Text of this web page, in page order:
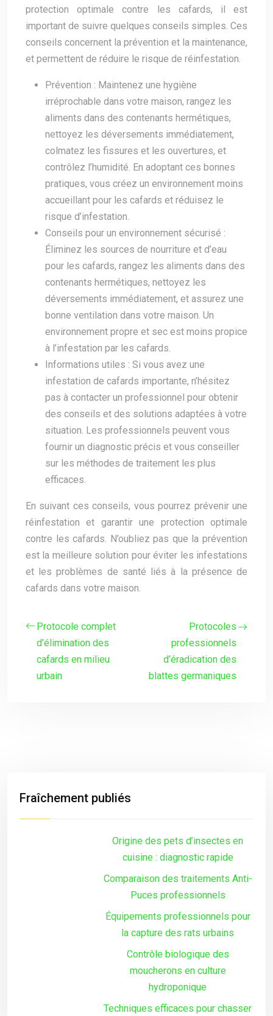
protection optimale contre les cafards, il est
important de suivre quelques conseils simples. Ces
conseils concernent la prévention et la maintenance,
et permettent de réduire le risque de réinfestation.
Prévention : Maintenez une hygiène
irréprochable dans votre maison, rangez les
aliments dans des contenants hermétiques,
nettoyez les déversements immédiatement,
colmatez les fissures et les ouvertures, et
contrôlez l’humidité. En adoptant ces bonnes
pratiques, vous créez un environnement moins
accueillant pour les cafards et réduisez le
risque d’infestation.
Conseils pour un environnement sécurisé :
Éliminez les sources de nourriture et d’eau
pour les cafards, rangez les aliments dans des
contenants hermétiques, nettoyez les
déversements immédiatement, et assurez une
bonne ventilation dans votre maison. Un
environnement propre et sec est moins propice
à l’infestation par les cafards.
Informations utiles : Si vous avez une
infestation de cafards importante, n’hésitez
pas à contacter un professionnel pour obtenir
des conseils et des solutions adaptées à votre
situation. Les professionnels peuvent vous
fournir un diagnostic précis et vous conseiller
sur les méthodes de traitement les plus
efficaces.
En suivant ces conseils, vous pourrez prévenir une
réinfestation et garantir une protection optimale
contre les cafards. N’oubliez pas que la prévention
est la meilleure solution pour éviter les infestations
et les problèmes de santé liés à la présence de
cafards dans votre maison.
Protocole complet
d’élimination des
cafards en milieu
urbain
Protocoles
professionnels
d’éradication des
blattes germaniques
Fraîchement publiés
Origine des pets d’insectes en
cuisine : diagnostic rapide
Comparaison des traitements Anti-
Puces professionnels
Équipements professionnels pour
la capture des rats urbains
Contrôle biologique des
moucherons en culture
hydroponique
Techniques efficaces pour chasser